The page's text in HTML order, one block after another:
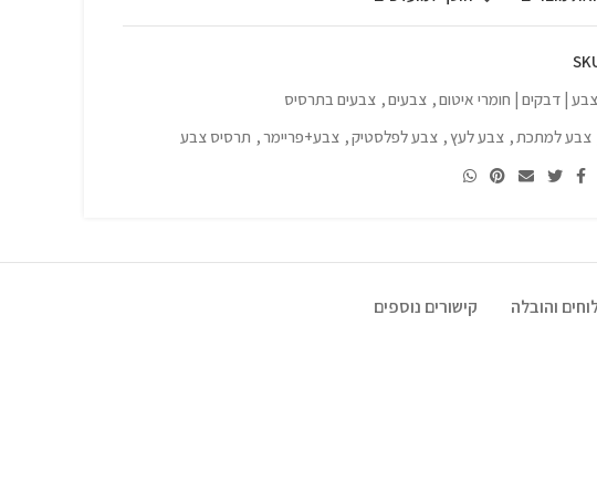
צבע | דבקים | חומרי איטום, צבעים, צבעים בתרסיס
צבע למתכת , צבע לעץ, צבע לפלסטיק, צבע+פריימר, תרסיס צבע
והובלה קישורים נוספים